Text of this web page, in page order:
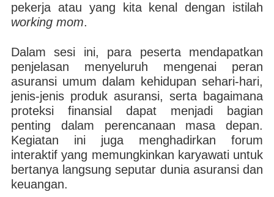
pekerja atau yang kita kenal dengan istilah
working mom.
Dalam sesi ini, para peserta mendapatkan
penjelasan menyeluruh mengenai peran
asuransi umum dalam kehidupan sehari-hari,
jenis-jenis produk asuransi, serta bagaimana
proteksi finansial dapat menjadi bagian
penting dalam perencanaan masa depan.
Kegiatan ini juga menghadirkan forum
interaktif yang memungkinkan karyawati untuk
bertanya langsung seputar dunia asuransi dan
keuangan.